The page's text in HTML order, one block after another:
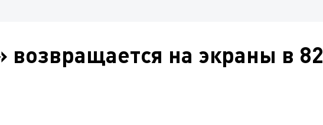
возвращается на экраны в 82